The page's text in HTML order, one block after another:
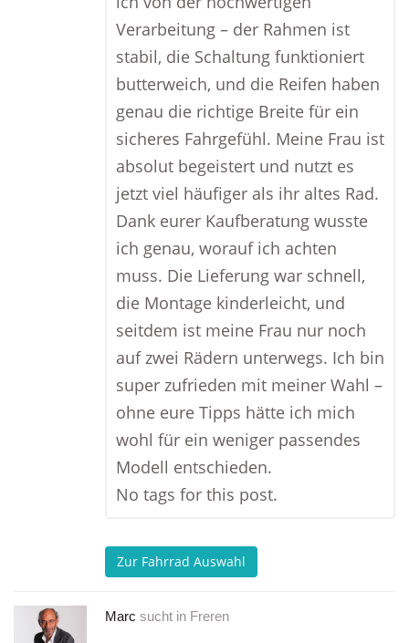
Verarbeitung – der Rahmen ist
stabil, die Schaltung funktioniert
butterweich, und die Reifen haben
genau die richtige Breite für ein
sicheres Fahrgefühl. Meine Frau ist
absolut begeistert und nutzt es
jetzt viel häufiger als ihr altes Rad.
Dank eurer Kaufberatung wusste
ich genau, worauf ich achten
muss. Die Lieferung war schnell,
die Montage kinderleicht, und
seitdem ist meine Frau nur noch
auf zwei Rädern unterwegs. Ich bin
super zufrieden mit meiner Wahl –
ohne eure Tipps hätte ich mich
wohl für ein weniger passendes
Modell entschieden.
No tags for this post.
Zur Fahrrad Auswahl
Marc sucht in Freren